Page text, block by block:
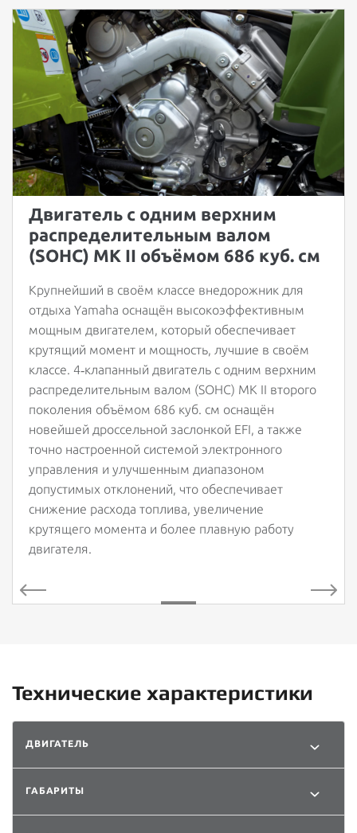
Двигатель с одним верхним
распределительным валом
(SOHC) MK II объёмом 686 куб. см
Крупнейший в своём классе внедорожник для
отдыха Yamaha оснащён высокоэффективным
мощным двигателем, который обеспечивает
крутящий момент и мощность, лучшие в своём
классе. 4‑клапанный двигатель с одним верхним
распределительным валом (SOHC) MK II второго
поколения объёмом 686 куб. см оснащён
новейшей дроссельной заслонкой EFI, а также
точно настроенной системой электронного
управления и улучшенным диапазоном
допустимых отклонений, что обеспечивает
снижение расхода топлива, увеличение
крутящего момента и более плавную работу
двигателя.
Технические характеристики
ДВИГАТЕЛЬ
ГАБАРИТЫ